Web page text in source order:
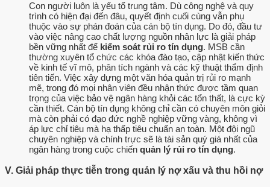
Con người luôn là yếu tố trung tâm. Dù công nghệ và quy
trình có hiện đại đến đâu, quyết định cuối cùng vẫn phụ
thuộc vào sự phán đoán của cán bộ tín dụng. Do đó, đầu tư
vào việc nâng cao chất lượng nguồn nhân lực là giải pháp
bền vững nhất để kiểm soát rủi ro tín dụng. MSB cần
thường xuyên tổ chức các khóa đào tạo, cập nhật kiến thức
về kinh tế vĩ mô, phân tích ngành và các kỹ thuật thẩm định
tiên tiến. Việc xây dựng một văn hóa quản trị rủi ro mạnh
mẽ, trong đó mọi nhân viên đều nhận thức được tầm quan
trọng của việc bảo vệ ngân hàng khỏi các tổn thất, là cực kỳ
cần thiết. Cán bộ tín dụng không chỉ cần có chuyên môn giỏi
mà còn phải có đạo đức nghề nghiệp vững vàng, không vì
áp lực chỉ tiêu mà hạ thấp tiêu chuẩn an toàn. Một đội ngũ
chuyên nghiệp và chính trực sẽ là tài sản quý giá nhất của
ngân hàng trong cuộc chiến quản lý rủi ro tín dụng.
V. Giải pháp thực tiễn trong quản lý nợ xấu và thu hồi nợ